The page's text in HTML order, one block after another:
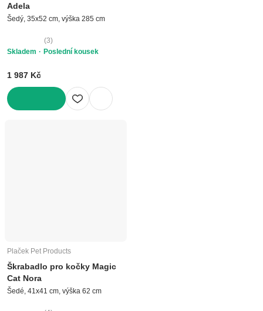
Adela
Šedý, 35x52 cm, výška 285 cm
(3)
Skladem
Poslední kousek
1 987 Kč
Plaček Pet Products
Škrabadlo pro kočky Magic
Cat Nora
Šedé, 41x41 cm, výška 62 cm